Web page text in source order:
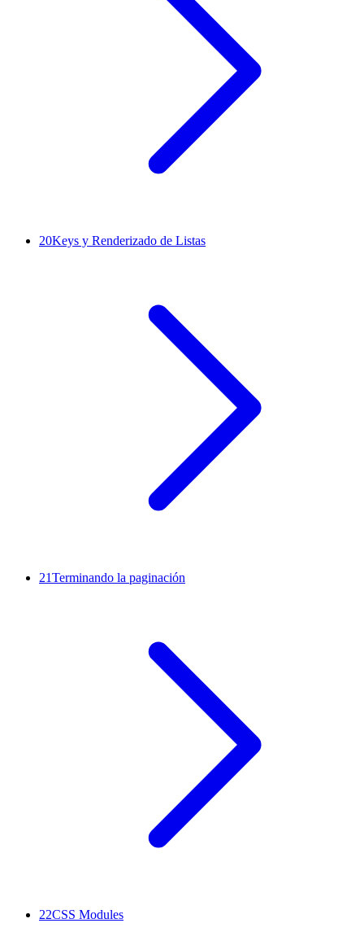
20Keys y Renderizado de Listas
21Terminando la paginación
22CSS Modules